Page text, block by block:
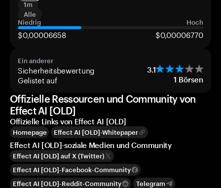
1m
Alle
Niedrig
Hoch
$0,00006658 $0,00006770
Ein anderer
Sicherheitsbewertung 3.1
Gelistet auf 1 Börsen
Offizielle Ressourcen und Community von
Effect AI [OLD]
Offizielle Links von Effect AI [OLD]
Homepage Effect AI [OLD]-Whitepaper
Effect AI [OLD]-soziale Medien und Community
Effect AI [OLD] auf X (Twitter)
Effect AI [OLD]-Facebook-Community
Effect AI [OLD]-Reddit-Community
Telegram